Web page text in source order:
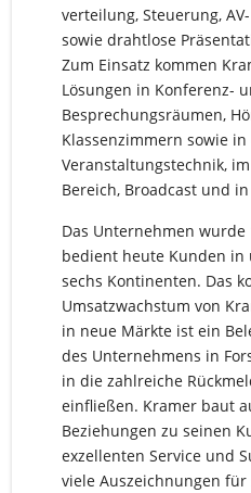
verteilung, Steuerung,
sowie drahtlose
Zum Einsatz kommen
Lösungen in Konferenz-
Besprechungsräumen,
Klassenzimmern sowie
Veranstaltungstechnik,
Bereich, Broadcast und
Das Unternehmen
bedient heute Kunden in
sechs Kontinenten. Das
Umsatzwachstum von
in neue Märkte ist ein
des Unternehmens in
in die zahlreiche
einfließen. Kramer baut
Beziehungen zu seinen
exzellenten Service und
viele Auszeichnungen